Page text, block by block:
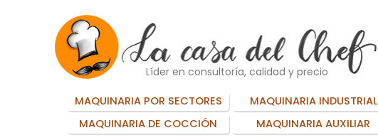
Líder en consultoría, calidad y precio
MAQUINARIA POR SECTORES MAQUINARIA INDUSTRIAL
MAQUINARIA DE COCCIÓN
MAQUINARIA AUXILIAR